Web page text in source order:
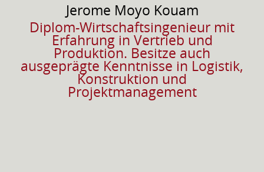
Jerome Moyo Kouam
Diplom-Wirtschaftsingenieur mit
Erfahrung in Vertrieb und
Produktion. Besitze auch
ausgeprägte Kenntnisse in Logistik,
Konstruktion und
Projektmanagement